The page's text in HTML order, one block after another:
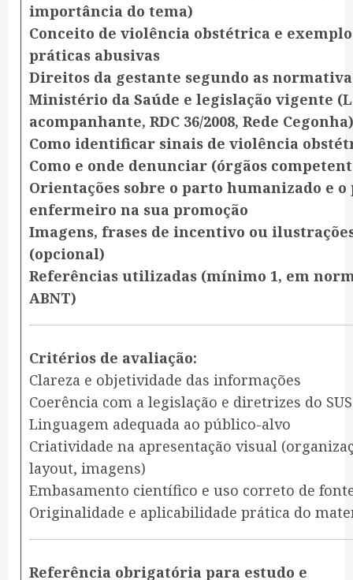
importância do tema)
Conceito de violência obstétrica e
práticas abusivas
Direitos da gestante segundo as
Ministério da Saúde e legislação vigente
acompanhante, RDC 36/2008, Rede Cegonha)
Como identificar sinais de violência
Como e onde denunciar (órgãos
Orientações sobre o parto humanizado e o
enfermeiro na sua promoção
Imagens, frases de incentivo ou
(opcional)
Referências utilizadas (mínimo 1, em
ABNT)
Critérios de avaliação:
Clareza e objetividade das informações
Coerência com a legislação e diretrizes do SUS
Linguagem adequada ao público-alvo
Criatividade na apresentação visual
layout, imagens)
Embasamento científico e uso correto de
Originalidade e aplicabilidade prática do
Referência obrigatória para estudo e